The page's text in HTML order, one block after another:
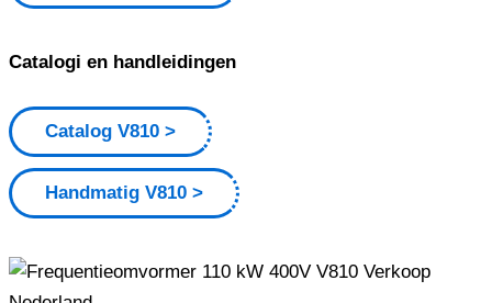
Catalogi en handleidingen
Catalog V810
Handmatig V810